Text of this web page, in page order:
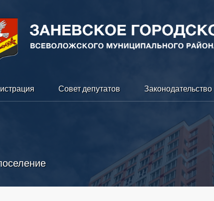
Совет депутатов Законодательство